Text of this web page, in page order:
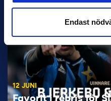
Endast
12 JUNI
Favorit i repris för